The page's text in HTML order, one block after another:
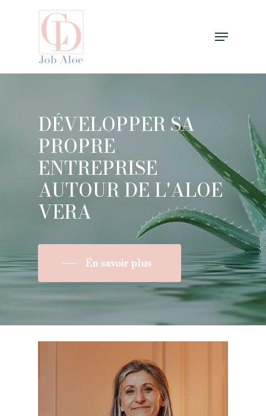
Menu
DÉVELOPPERSA
PROPRE
ENTREPRISE
AUTOURDE L'ALOE
VERA
En savoir plus